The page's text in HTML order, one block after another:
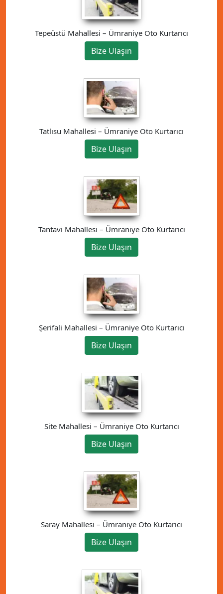
Tepeüstü Mahallesi – Ümraniye Oto Kurtarıcı
Bize Ulaşın
Tatlısu Mahallesi – Ümraniye Oto Kurtarıcı
Bize Ulaşın
Tantavi Mahallesi – Ümraniye Oto Kurtarıcı
Bize Ulaşın
Şerifali Mahallesi – Ümraniye Oto Kurtarıcı
Bize Ulaşın
Site Mahallesi – Ümraniye Oto Kurtarıcı
Bize Ulaşın
Saray Mahallesi – Ümraniye Oto Kurtarıcı
Bize Ulaşın